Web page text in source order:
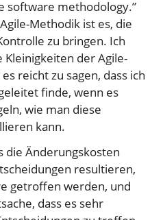
software methodology.”
Methodik ist es, die
zu bringen. Ich
der Agile-
reicht zu sagen, dass ich
finde, wenn es
wie man diese
kann.
die Änderungs­kosten
resultieren,
getroffen werden, und
dass es sehr